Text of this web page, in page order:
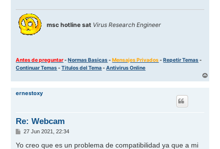
msc hotline sat Virus Research Engineer
Antes de preguntar-Normas Basicas-Mensajes Privados-Repetir Temas-
Continuar Temas-Titulos del Tema-Antivirus Online
r
ernestoxy
Re: Webcam
M
n
27 Jun 2021, 22:34
Yo creo que es un problema de compatibilidad ya que a mi